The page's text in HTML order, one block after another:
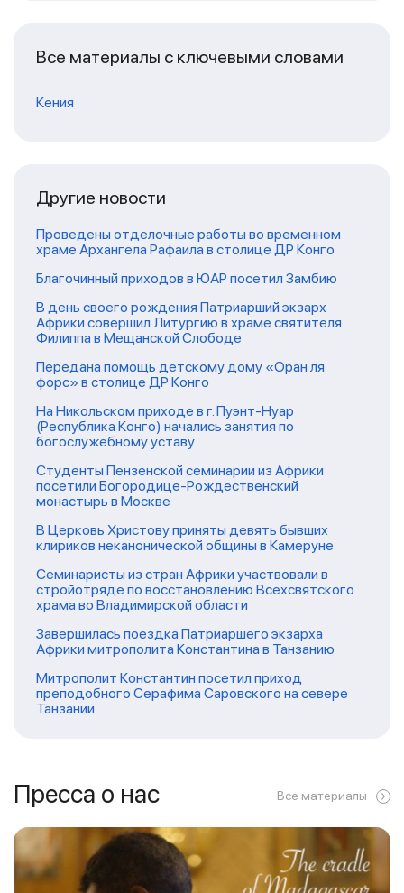
Все материалы с ключевыми словами
Кения
Другие новости
Проведены отделочные работы во временном
храме Архангела Рафаила в столице ДР Конго
Благочинный приходов в ЮАР посетил Замбию
В день своего рождения Патриарший экзарх
Африки совершил Литургию в храме святителя
Филиппа в Мещанской Слободе
Передана помощь детскому дому «Оран ля
форс» в столице ДР Конго
На Никольском приходе в г. Пуэнт-Нуар
(Республика Конго) начались занятия по
богослужебному уставу
Студенты Пензенской семинарии из Африки
посетили Богородице-Рождественский
монастырь в Москве
В Церковь Христову приняты девять бывших
клириков неканонической общины в Камеруне
Семинаристы из стран Африки участвовали в
стройотряде по восстановлению Всехсвятского
храма во Владимирской области
Завершилась поездка Патриаршего экзарха
Африки митрополита Константина в Танзанию
Митрополит Константин посетил приход
преподобного Серафима Саровского на севере
Танзании
Пресса о нас Все материалы